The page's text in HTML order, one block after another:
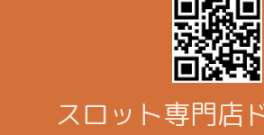
スロット専門店